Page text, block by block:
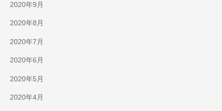
2020年9月
2020年8月
2020年7月
2020年6月
2020年5月
2020年4月